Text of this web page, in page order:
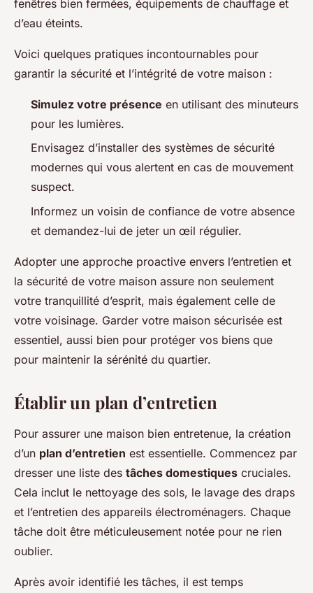
fenêtres bien fermées, équipements de chauffage et
d’eau éteints.
Voici quelques pratiques incontournables pour
garantir la sécurité et l’intégrité de votre maison :
Simulez votre présence en utilisant des minuteurs
pour les lumières.
Envisagez d’installer des systèmes de sécurité
modernes qui vous alertent en cas de mouvement
suspect.
Informez un voisin de confiance de votre absence
et demandez-lui de jeter un œil régulier.
Adopter une approche proactive envers l’entretien et
la sécurité de votre maison assure non seulement
votre tranquillité d’esprit, mais également celle de
votre voisinage. Garder votre maison sécurisée est
essentiel, aussi bien pour protéger vos biens que
pour maintenir la sérénité du quartier.
Établir un plan d’entretien
Pour assurer une maison bien entretenue, la création
d’un plan d’entretien est essentielle. Commencez par
dresser une liste des tâches domestiques cruciales.
Cela inclut le nettoyage des sols, le lavage des draps
et l’entretien des appareils électroménagers. Chaque
tâche doit être méticuleusement notée pour ne rien
oublier.
Après avoir identifié les tâches, il est temps